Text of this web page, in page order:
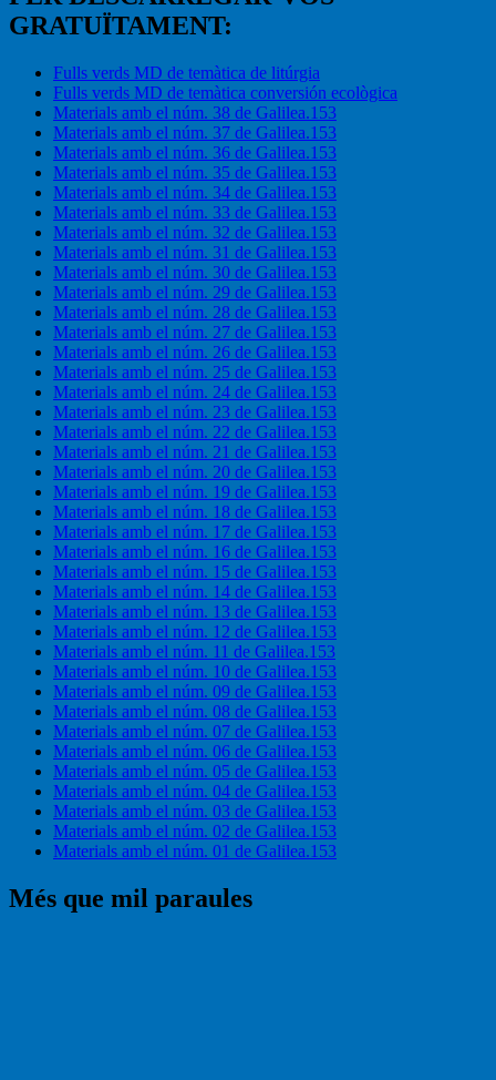
GRATUÏTAMENT:
Fulls verds MD de temàtica de litúrgia
Fulls verds MD de temàtica conversión ecològica
Materials amb el núm. 38 de Galilea.153
Materials amb el núm. 37 de Galilea.153
Materials amb el núm. 36 de Galilea.153
Materials amb el núm. 35 de Galilea.153
Materials amb el núm. 34 de Galilea.153
Materials amb el núm. 33 de Galilea.153
Materials amb el núm. 32 de Galilea.153
Materials amb el núm. 31 de Galilea.153
Materials amb el núm. 30 de Galilea.153
Materials amb el núm. 29 de Galilea.153
Materials amb el núm. 28 de Galilea.153
Materials amb el núm. 27 de Galilea.153
Materials amb el núm. 26 de Galilea.153
Materials amb el núm. 25 de Galilea.153
Materials amb el núm. 24 de Galilea.153
Materials amb el núm. 23 de Galilea.153
Materials amb el núm. 22 de Galilea.153
Materials amb el núm. 21 de Galilea.153
Materials amb el núm. 20 de Galilea.153
Materials amb el núm. 19 de Galilea.153
Materials amb el núm. 18 de Galilea.153
Materials amb el núm. 17 de Galilea.153
Materials amb el núm. 16 de Galilea.153
Materials amb el núm. 15 de Galilea.153
Materials amb el núm. 14 de Galilea.153
Materials amb el núm. 13 de Galilea.153
Materials amb el núm. 12 de Galilea.153
Materials amb el núm. 11 de Galilea.153
Materials amb el núm. 10 de Galilea.153
Materials amb el núm. 09 de Galilea.153
Materials amb el núm. 08 de Galilea.153
Materials amb el núm. 07 de Galilea.153
Materials amb el núm. 06 de Galilea.153
Materials amb el núm. 05 de Galilea.153
Materials amb el núm. 04 de Galilea.153
Materials amb el núm. 03 de Galilea.153
Materials amb el núm. 02 de Galilea.153
Materials amb el núm. 01 de Galilea.153
Més que mil paraules